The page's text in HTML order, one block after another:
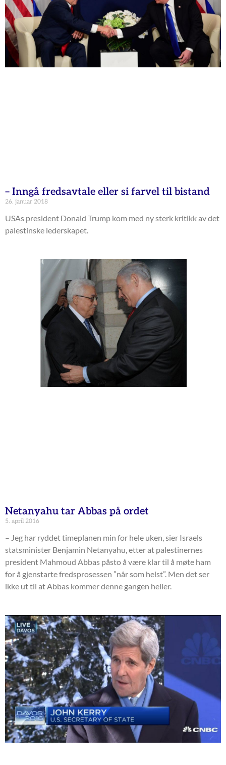
– Inngå fredsavtale eller si farvel til bistand
26. januar 2018
USAs president Donald Trump kom med ny sterk kritikk av det
palestinske lederskapet.
Netanyahu tar Abbas på ordet
5. april 2016
– Jeg har ryddet timeplanen min for hele uken, sier Israels
statsminister Benjamin Netanyahu, etter at palestinernes
president Mahmoud Abbas påsto å være klar til å møte ham
for å gjenstarte fredsprosessen ”når som helst”. Men det ser
ikke ut til at Abbas kommer denne gangen heller.